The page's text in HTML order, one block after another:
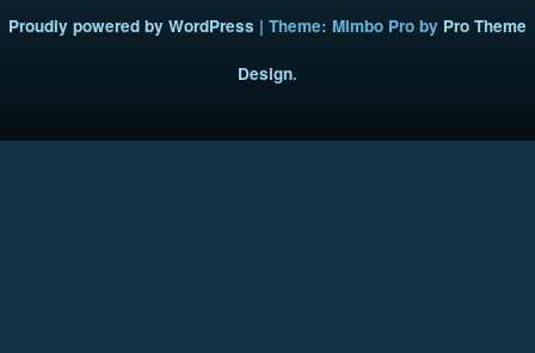
Proudly powered by WordPress | Theme: Mimbo Pro by Pro Theme
Design.